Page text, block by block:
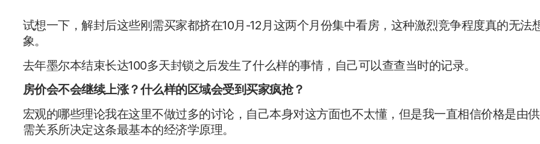
试想一下，解封后这些刚需买家都挤在10月-12月这两个月份集中看房，这种激烈竞争程度真的无法
象。
去年墨尔本结束长达100多天封锁之后发生了什么样的事情，自己可以查查当时的记录。
房价会不会继续上涨？什么样的区域会受到买家疯抢？
宏观的哪些理论我在这里不做过多的讨论，自己本身对这方面也不太懂，但是我一直相信价格是由供
需关系所决定这条最基本的经济学原理。